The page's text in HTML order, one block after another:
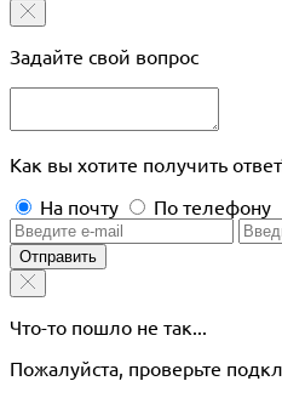
Задайте свой вопрос
Как вы хотите получить
На почту
По телефону
Отправить
Что-то пошло не так...
Пожалуйста, проверьте